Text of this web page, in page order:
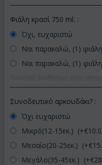
Φιάλη κρασί 750 ml. :
Όχι, ευχαριστώ
Ναι παρακαλώ, (1)
Ναι παρακαλώ, (1)
Συνοδευτικό αρκουδάκι? :
Όχι ευχαριστώ
Μικρό(12-15εκ.) (+€
Μεσαίο(20-25εκ.) (+€
Μεγάλο(35-45εκ.) (+€